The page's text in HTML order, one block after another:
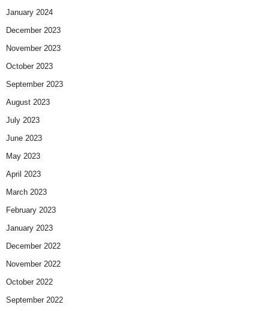
January 2024
December 2023
November 2023
October 2023
September 2023
August 2023
July 2023
June 2023
May 2023
April 2023
March 2023
February 2023
January 2023
December 2022
November 2022
October 2022
September 2022